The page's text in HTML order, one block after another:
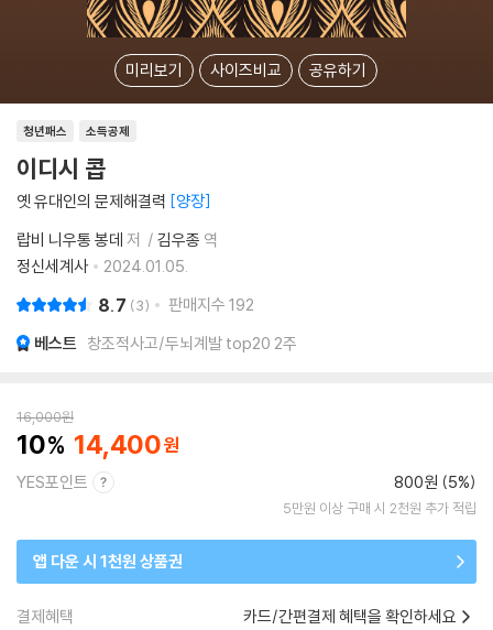
미리보기 사이즈비교 공유하기
소득공제
청년패스
이디시 콥
옛 유대인의 문제해결력 양장
랍비 니우통 봉데 저 김우종 역
정신세계사
2024.01.05.
8.7 3 판매지수 192
베스트 창조적사고/두뇌계발 top20 2주
16,000원
10 14,400
YES포인트 800원 (5%)
5만원 이상 구매 시 2천원 추가 적립
앱 다운 시 1천원 상품권
결제혜택 카드/간편결제 혜택을 확인하세요